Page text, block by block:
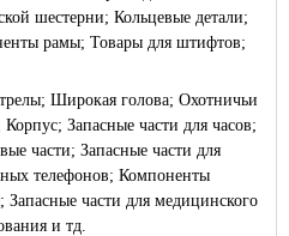
шестерни; Кольцевые детали;
рамы; Товары для штифтов;
Широкая голова; Охотничьи
Корпус; Запасные части для часов;
части; Запасные части для
телефонов; Компоненты
Запасные части для медицинского
и тд.